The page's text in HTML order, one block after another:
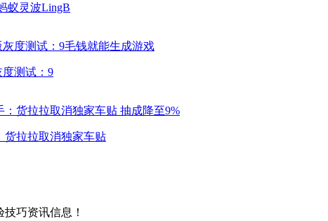
蚁灵波LingB
度测试：9
货拉拉取消独家车贴
巧资讯信息！